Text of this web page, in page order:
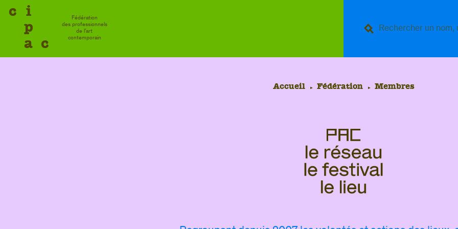
c i
p
a c
Fédération
des professionnels
de l’art
contemporain
Accueil Fédération Membres